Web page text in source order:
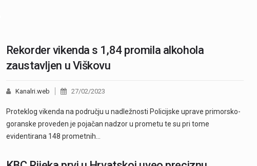
​Rekorder vikenda s 1,84 promila alkohola
zaustavljen u Viškovu
Kanalri.web 27/02/2023
Proteklog vikenda na području u nadležnosti Policijske uprave primorsko-
goranske proveden je pojačan nadzor u prometu te su pri tome
evidentirana 148 prometnih…